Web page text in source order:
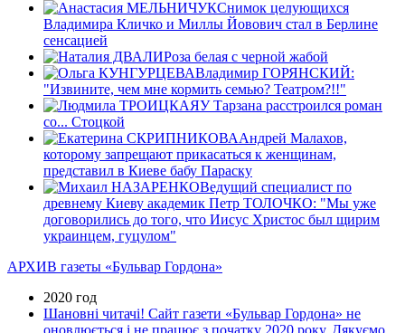
Снимок целующихся
Владимира Кличко и Миллы Йовович стал в Берлине
сенсацией
Роза белая с черной жабой
Владимир ГОРЯНСКИЙ:
"Извините, чем мне кормить семью? Театром?!!"
У Тарзана расстроился роман
со... Стоцкой
Андрей Малахов,
которому запрещают прикасаться к женщинам,
представил в Киеве бабу Параску
Ведущий специалист по
древнему Киеву академик Петр ТОЛОЧКО: "Мы уже
договорились до того, что Иисус Христос был щирим
украинцем, гуцулом"
АРХИВ газеты «Бульвар Гордона»
2020 год
Шановні читачі! Сайт газети «Бульвар Гордона» не
оновлюється і не працює з початку 2020 року. Дякуємо